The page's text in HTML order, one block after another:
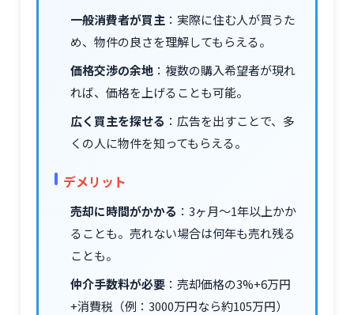
一般消費者が買主 ：実際に住む人が買うた
め、物件の良さを理解してもらえる。
価格交渉の余地 ：複数の購入希望者が現れ
れば、価格を上げることも可能。
広く買主を探せる ：広告を出すことで、多
くの人に物件を知ってもらえる。
デメリット
売却に時間がかかる ：3ヶ月～1年以上かか
ることも。売れない場合は何年も売れ残る
ことも。
仲介手数料が必要 ：売却価格の3%+6万円
+消費税（例：3000万円なら約105万円）